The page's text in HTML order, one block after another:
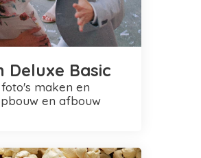
Deluxe Basic
en afbouw